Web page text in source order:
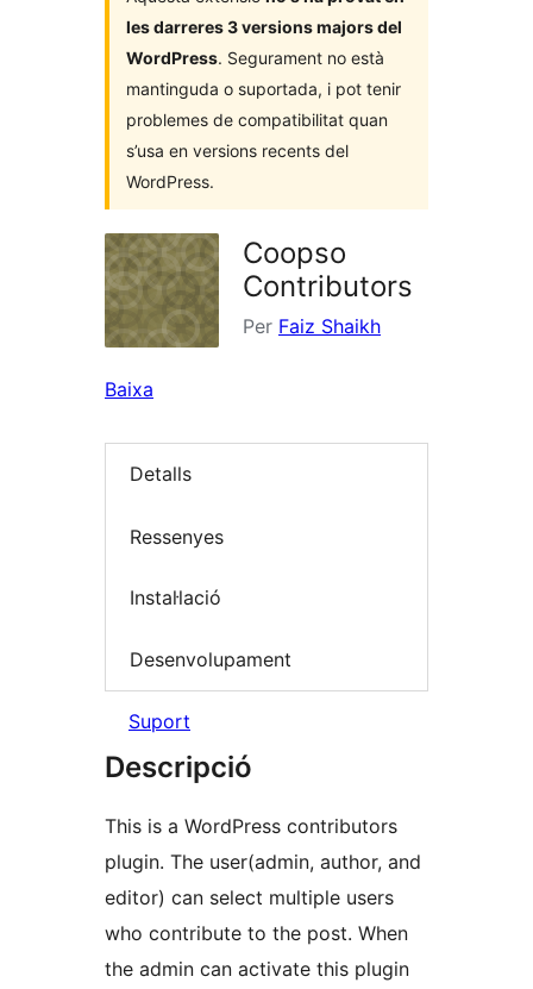
les darreres 3 versions majors del
WordPress. Segurament no està
mantinguda o suportada, i pot tenir
problemes de compatibilitat quan
s’usa en versions recents del
WordPress.
Coopso
Contributors
Per Faiz Shaikh
Baixa
Detalls
Ressenyes
Instal·lació
Desenvolupament
Suport
Descripció
This is a WordPress contributors
plugin. The user(admin, author, and
editor) can select multiple users
who contribute to the post. When
the admin can activate this plugin